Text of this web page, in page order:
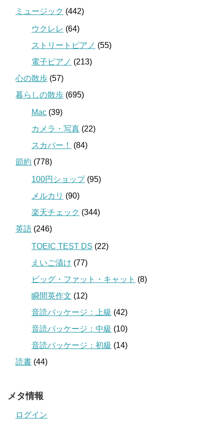
ミュージック (442)
ウクレレ (64)
ストリートピアノ (55)
電子ピアノ (213)
心の散歩 (57)
暮らしの散歩 (695)
Mac (39)
カメラ・写真 (22)
スカパー！
(84)
節約 (778)
100円ショップ(95)
メルカリ (90)
楽天チェック (344)
英語 (246)
TOEIC TEST DS (22)
えいご漬け (77)
ビッグ・ファット・キャット (8)
瞬間英作文 (12)
音読パッケージ：上級 (42)
音読パッケージ：中級 (10)
音読パッケージ：初級 (14)
読書 (44)
メタ情報
ログイン